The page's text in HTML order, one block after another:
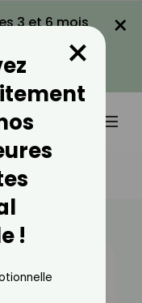
3 et 6 mois
×
?
!
×